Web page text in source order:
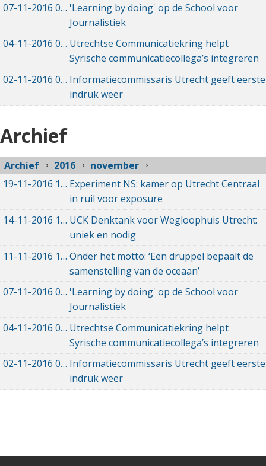
07-11-2016 07-11-2016 20:12
'Learning by doing' op de School voor
Journalistiek
04-11-2016 04-11-2016 14:41
Utrechtse Communicatiekring helpt
Syrische communicatiecollega’s integreren
02-11-2016 02-11-2016 15:39
Informatiecommissaris Utrecht geeft eerste
indruk weer
Archief
Archief 2016
november
19-11-2016 19-11-2016 09:56
Experiment NS: kamer op Utrecht Centraal
in ruil voor exposure
14-11-2016 14-11-2016 22:42
UCK Denktank voor Wegloophuis Utrecht:
uniek en nodig
11-11-2016 11-11-2016 19:14
Onder het motto: ‘Een druppel bepaalt de
samenstelling van de oceaan’
07-11-2016 07-11-2016 20:12
'Learning by doing' op de School voor
Journalistiek
04-11-2016 04-11-2016 14:41
Utrechtse Communicatiekring helpt
Syrische communicatiecollega’s integreren
02-11-2016 02-11-2016 15:39
Informatiecommissaris Utrecht geeft eerste
indruk weer